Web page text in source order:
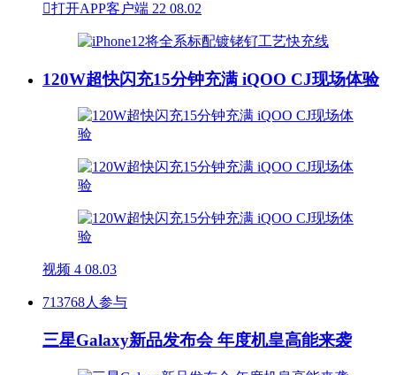
打开APP客户端 22 08.02
120W超快闪充15分钟充满 iQOO CJ现场体验
视频 4 08.03
713768人参与
三星Galaxy新品发布会 年度机皇高能来袭